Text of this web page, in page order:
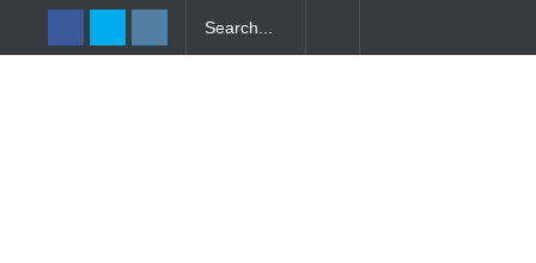
EL
DE SU